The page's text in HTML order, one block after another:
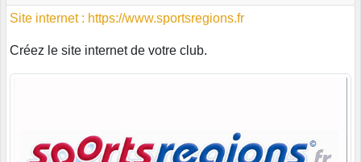
Site internet : https://www.sportsregions.fr
Créez le site internet de votre club.